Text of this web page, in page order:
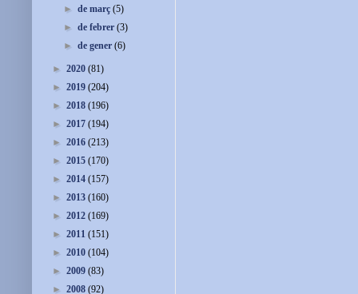
►de març(5)
►de febrer(3)
►de gener(6)
► 2020 (81)
► 2019 (204)
► 2018 (196)
► 2017 (194)
► 2016 (213)
► 2015 (170)
► 2014 (157)
► 2013 (160)
► 2012 (169)
► 2011 (151)
► 2010 (104)
► 2009 (83)
► 2008 (92)